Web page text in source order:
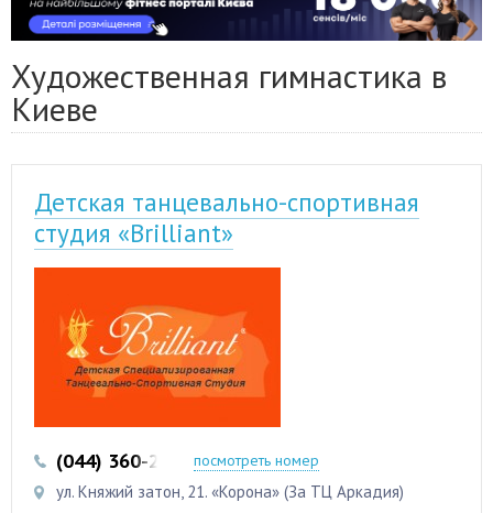
Художественная гимнастика в
Киеве
Детская танцевально-спортивная
студия «Brilliant»
(044) 360-27-80 (097) 225-14-94
посмотреть номер
ул. Княжий затон, 21. «Корона» (За ТЦ Аркадия)